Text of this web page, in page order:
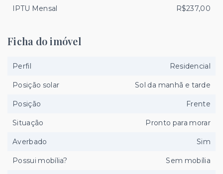
IPTU Mensal R$237,00
Ficha do imóvel
Perfil Residencial
Posição solar Sol da manhã e tarde
Posição Frente
Situação Pronto para morar
Averbado Sim
Possui mobília? Sem mobília